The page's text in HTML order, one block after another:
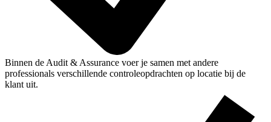
Binnen de Audit & Assurance voer je samen met andere
professionals verschillende controleopdrachten op locatie bij de
klant uit.